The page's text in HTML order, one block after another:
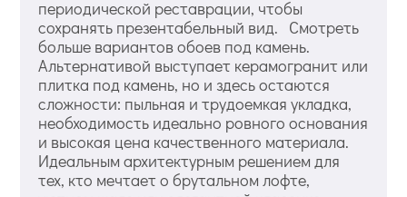
периодической реставрации, чтобы
сохранять презентабельный вид. Смотреть
больше вариантов обоев под камень.
Альтернативой выступает керамогранит или
плитка под камень, но и здесь остаются
сложности: пыльная и трудоемкая укладка,
необходимость идеально ровного основания
и высокая цена качественного материала.
Идеальным архитектурным решением для
тех, кто мечтает о брутальном лофте,